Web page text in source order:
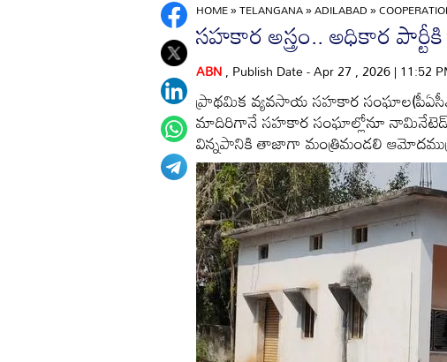
HOME»TELANGANA»ADILABAD»
సహకార అస్త్రం.. అధికార
ABN, Publish Date - Apr 27 , 2026 | 11:52
ప్రాథమిక వ్యవసాయ సహకార
మాదిరిగానే సహకార సంఘాల్లోనూ నామినేటెడ్‌
విన్నపానికి తాజాగా మంత్రిమండలి